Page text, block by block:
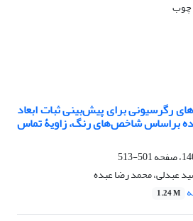
رگرسیونی برای پیش‌بینی ثبات ابعاد
بر‌اساس شاخص‌های رنگ، زاویۀ تماس
501-513
عبدلی، محمد رضا عبده
1.24 M